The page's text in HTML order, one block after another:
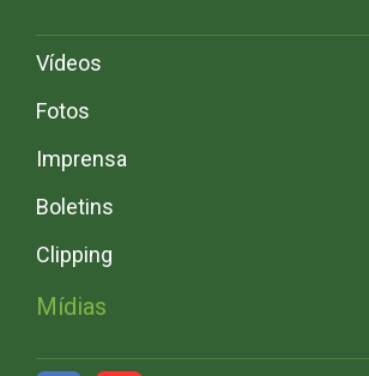
Vídeos
Fotos
Imprensa
Boletins
Clipping
Mídias